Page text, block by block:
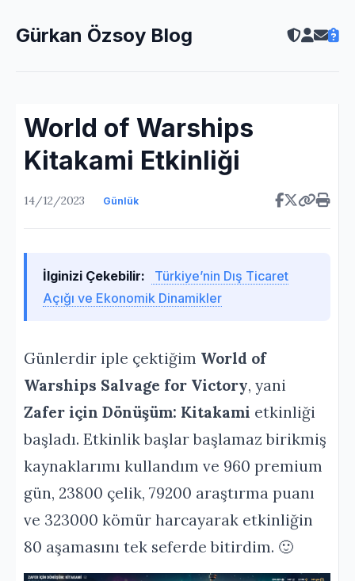
Gürkan Özsoy Blog
World of Warships
Kitakami Etkinliği
14/12/2023 Günlük
İlginizi Çekebilir:
Türkiye’nin Dış Ticaret
Açığı ve Ekonomik Dinamikler
Günlerdir iple çektiğim World of
Warships Salvage for Victory, yani
Zafer için Dönüşüm: Kitakami etkinliği
başladı. Etkinlik başlar başlamaz birikmiş
kaynaklarımı kullandım ve 960 premium
gün, 23800 çelik, 79200 araştırma puanı
ve 323000 kömür harcayarak etkinliğin
80 aşamasını tek seferde bitirdim. 🙂